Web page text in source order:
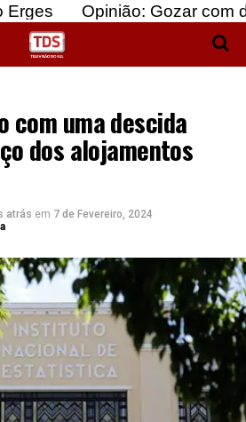
Gozar com doentes e
com uma descida
dos alojamentos
atrás em 7 de Fevereiro, 2024